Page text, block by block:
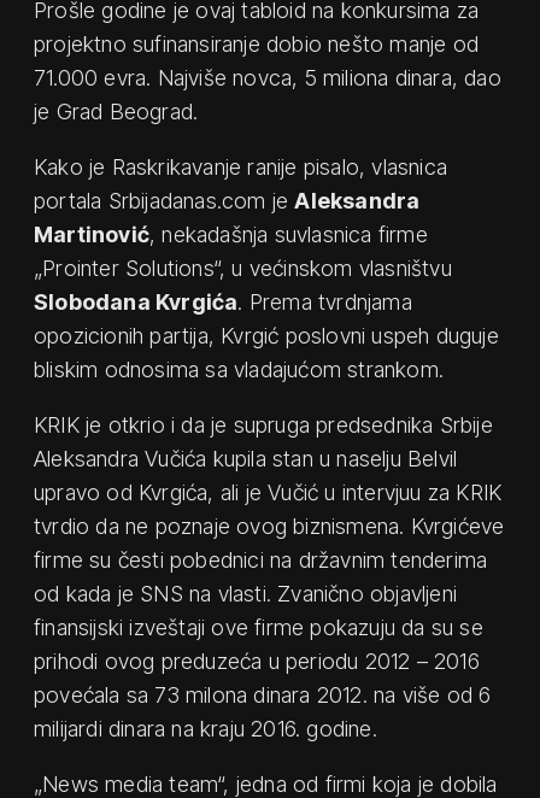
Prošle godine je ovaj tabloid na konkursima za
projektno sufinansiranje dobio nešto manje od
71.000 evra. Najviše novca, 5 miliona dinara, dao
je Grad Beograd.
Kako je Raskrikavanje ranije pisalo, vlasnica
portala Srbijadanas.com jeAleksandra
Martinović, nekadašnja suvlasnica firme
„Prointer Solutions“, u većinskom vlasništvu
Slobodana Kvrgića. Prema tvrdnjama
opozicionih partija, Kvrgić poslovni uspeh duguje
bliskim odnosima sa vladajućom strankom.
KRIK je otkrio i da je supruga predsednika Srbije
Aleksandra Vučića kupila stan u naselju Belvil
upravo od Kvrgića, ali je Vučić u intervjuu za KRIK
tvrdio da ne poznaje ovog biznismena. Kvrgićeve
firme su česti pobednici na državnim tenderima
od kada je SNS na vlasti. Zvanično objavljeni
finansijski izveštaji ove firme pokazuju da su se
prihodi ovog preduzeća u periodu 2012 – 2016
povećala sa 73 milona dinara 2012. na više od 6
milijardi dinara na kraju 2016. godine.
„News media team“, jedna od firmi koja je dobila